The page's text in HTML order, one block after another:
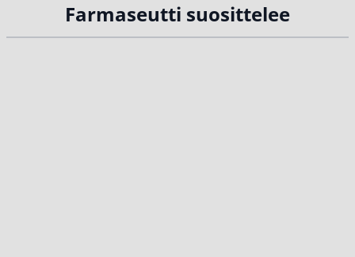
Farmaseutti suosittelee